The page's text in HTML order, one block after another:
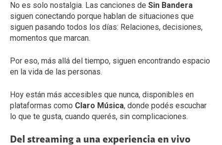
No es solo nostalgia. Las canciones de Sin Bandera
siguen conectando porque hablan de situaciones que
siguen pasando todos los días: Relaciones, decisiones,
momentos que marcan.
Por eso, más allá del tiempo, siguen encontrando espacio
en la vida de las personas.
Hoy están más accesibles que nunca, disponibles en
plataformas como Claro Música, donde podés escuchar
lo que te gusta, cuando querés, sin complicaciones.
Del streaming a una experiencia en vivo